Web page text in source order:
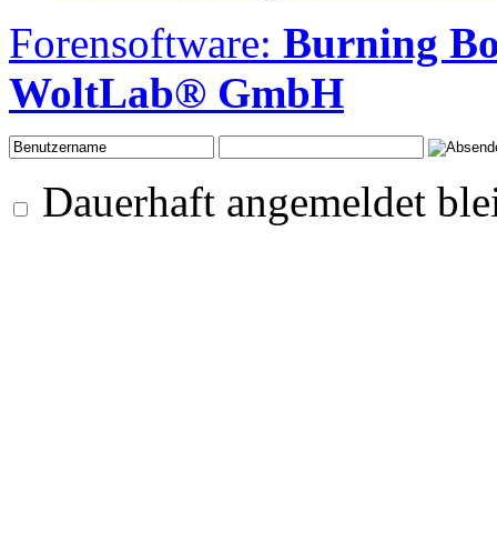
Forensoftware: Burning
WoltLab® GmbH
Dauerhaft angemeldet